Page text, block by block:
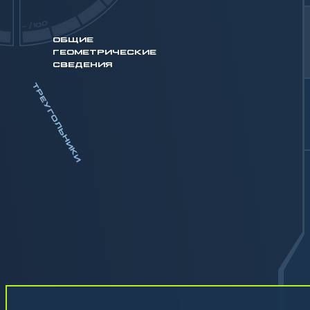
ОБЩИЕ
ГЕОМЕТРИЧЕСКИЕ
СВЕДЕНИЯ
ТРЕУГОЛЬНИКИ